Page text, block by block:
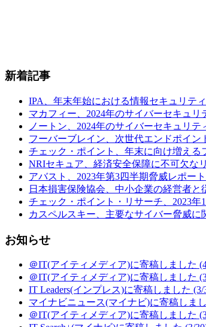
新着記事
IPA、年末年始における情報セキュリテ
マカフィー、2024年のサイバーセキュ
ノートン、2024年のサイバーセキュリ
フーバーブレイン、次世代エンドポイン
チェック・ポイント、年末に向け増える
NRIセキュア、経済安全保障に不可欠な
アバスト、2023年第3四半期脅威レポー
日本損害保険協会、中小企業の経営者
チェック・ポイント・リサーチ、2023
カスペルスキー、主要なサイバー脅威
お知らせ
＠IT(アイティメディア)に寄稿しました
＠IT(アイティメディア)に寄稿しました
IT Leaders(インプレス)に寄稿しました (3/
マイナビニュース(マイナビ)に寄稿しま
＠IT(アイティメディア)に寄稿しました